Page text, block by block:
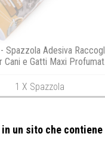
Spazzola Adesiva
Cani e Gatti Maxi
1 X Spazzola
in un sito che